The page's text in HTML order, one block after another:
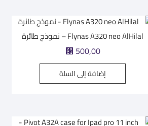
Flynas A320 neo AlHilal – نموذج طائرة
⃁ 500,00
إضافة إلى السلة